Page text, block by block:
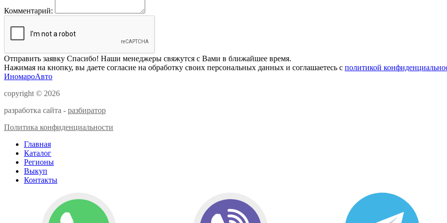
Комментарий:
Отправить заявку Спасибо! Наши менеджеры свяжутся с Вами в ближайшее время.
Нажимая на кнопку, вы даете согласие на обработку своих персональных данных и соглашаетесь с политикой
ИномароАвто
copyright © 2026
разработка сайта - разбиратор
Политика конфиденциальности
Главная
Каталог
Регионы
Выкуп
Контакты